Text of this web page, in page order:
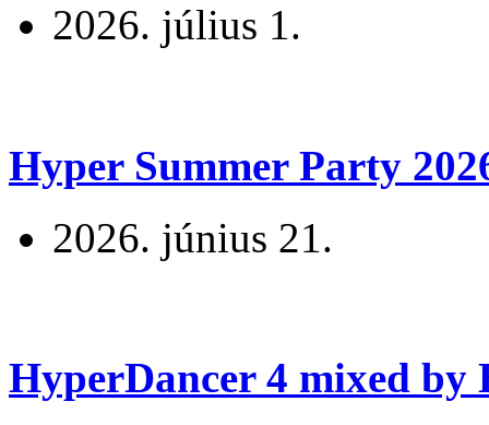
2026. július 1.
Hyper Summer Party
2026. június 21.
HyperDancer 4 mixed by